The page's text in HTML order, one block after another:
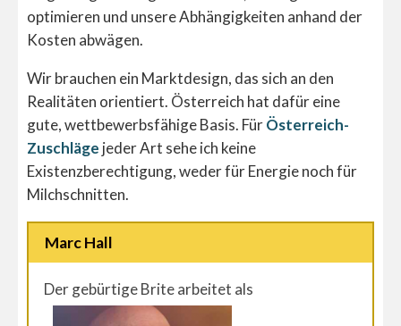
optimieren und unsere Abhängigkeiten anhand der
Kosten abwägen.
Wir brauchen ein Marktdesign, das sich an den
Realitäten orientiert. Österreich hat dafür eine
gute, wettbewerbsfähige Basis. FürÖsterreich-
Zuschläge jeder Art sehe ich keine
Existenzberechtigung, weder für Energie noch für
Milchschnitten.
Marc Hall
Der gebürtige Brite arbeitet als